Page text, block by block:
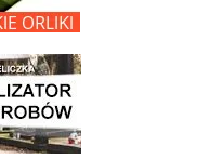
wielickim cmentarzu - grobnet